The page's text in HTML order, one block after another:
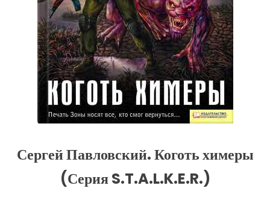
Сергей Павловский. Коготь химеры
(Серия S.T.A.L.K.E.R.)